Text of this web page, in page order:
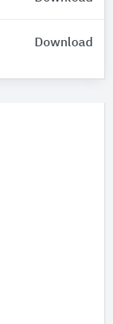
Download